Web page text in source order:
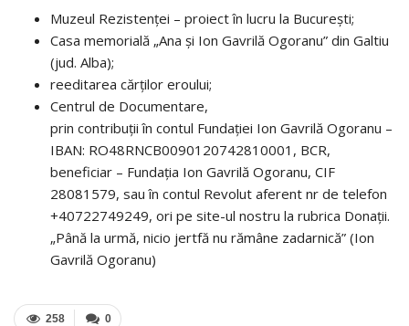
Muzeul Rezistenței – proiect în lucru la București;
Casa memorială „Ana și Ion Gavrilă Ogoranu” din Galtiu
(jud. Alba);
reeditarea cărților eroului;
Centrul de Documentare,
prin contribuții în contul Fundației Ion Gavrilă Ogoranu –
IBAN: RO48RNCB0090120742810001, BCR,
beneficiar – Fundația Ion Gavrilă Ogoranu, CIF
28081579, sau în contul Revolut aferent nr de telefon
+40722749249, ori pe site-ul nostru la rubrica Donații.
„Până la urmă, nicio jertfă nu rămâne zadarnică” (Ion
Gavrilă Ogoranu)
0
258